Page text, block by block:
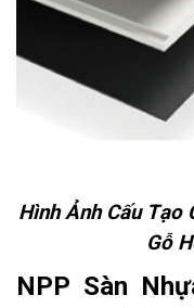
Hình Ảnh Cấu Tạo
Gỗ
NPP Sàn